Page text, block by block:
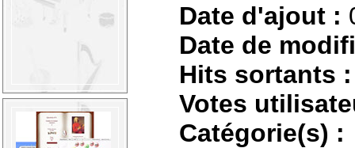
Date d'ajout :
Date de
Hits sortants :
Votes
Catégorie(s) :